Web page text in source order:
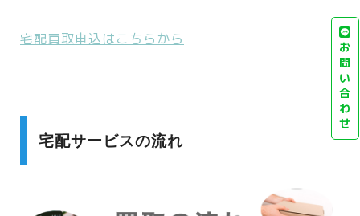
宅配買取申込はこちらから
宅配サービスの流れ
お
問
い
合
わ
せ